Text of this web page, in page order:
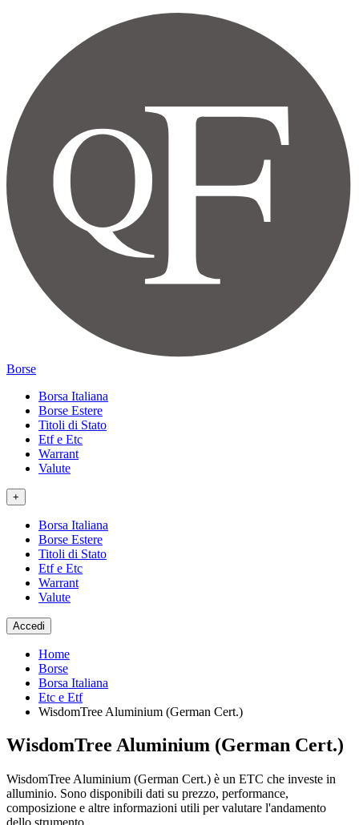
Borse
Borsa Italiana
Borse Estere
Titoli di Stato
Etf e Etc
Warrant
Valute
+
Borsa Italiana
Borse Estere
Titoli di Stato
Etf e Etc
Warrant
Valute
Accedi
Home
Borse
Borsa Italiana
Etc e Etf
WisdomTree Aluminium (German Cert.)
WisdomTree Aluminium (German Cert.)
WisdomTree Aluminium (German Cert.) è un ETC che investe in
alluminio. Sono disponibili dati su prezzo, performance,
composizione e altre informazioni utili per valutare l'andamento